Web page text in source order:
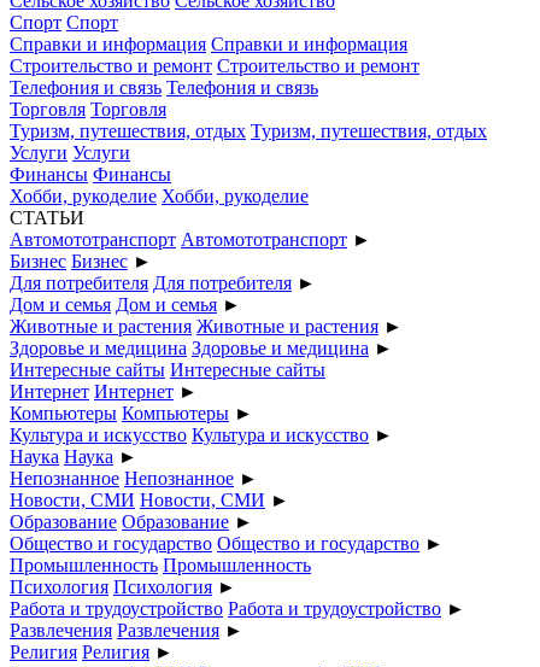
Спорт Спорт
Справки и информация Справки и информация
Строительство и ремонт Строительство и ремонт
Телефония и связь Телефония и связь
Торговля Торговля
Туризм, путешествия, отдых Туризм, путешествия, отдых
Услуги Услуги
Финансы Финансы
Хобби, рукоделие Хобби, рукоделие
СТАТЬИ
Автомототранспорт Автомототранспорт ►
Бизнес Бизнес ►
Для потребителя Для потребителя ►
Дом и семья Дом и семья ►
Животные и растения Животные и растения ►
Здоровье и медицина Здоровье и медицина ►
Интересные сайты Интересные сайты
Интернет Интернет ►
Компьютеры Компьютеры ►
Культура и искусство Культура и искусство ►
Наука Наука ►
Непознанное Непознанное ►
Новости, СМИ Новости, СМИ ►
Образование Образование ►
Общество и государство Общество и государство ►
Промышленность Промышленность
Психология Психология ►
Работа и трудоустройство Работа и трудоустройство ►
Развлечения Развлечения ►
Религия Религия ►